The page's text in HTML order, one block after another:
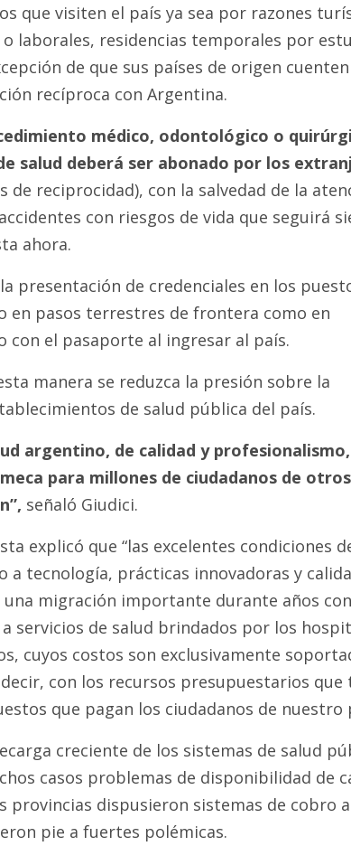
que visiten el país ya sea por razones
o laborales, residencias temporales por
de que sus países de origen
recíproca con Argentina.
médico, odontológico o
salud deberá ser abonado por los
de reciprocidad), con la salvedad de la
con riesgos de vida que seguirá
ahora.
presentación de credenciales en los
en pasos terrestres de frontera como en
con el pasaporte al ingresar al país.
manera se reduzca la presión sobre la
de salud pública del país.
argentino, de calidad y
para millones de ciudadanos de otros
señaló Giudici.
explicó que “las excelentes condiciones
a tecnología, prácticas innovadoras y
una migración importante durante años
servicios de salud brindados por los
cuyos costos son exclusivamente
con los recursos presupuestarios que
que pagan los ciudadanos de nuestro
creciente de los sistemas de salud
casos problemas de disponibilidad de
provincias dispusieron sistemas de cobro a
pie a fuertes polémicas.